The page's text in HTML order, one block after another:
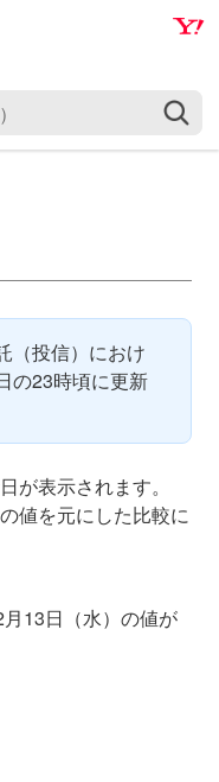
（投信）におけ
の23時頃に更新
が表示されます。
値を元にした比較に
13日（水）の値が